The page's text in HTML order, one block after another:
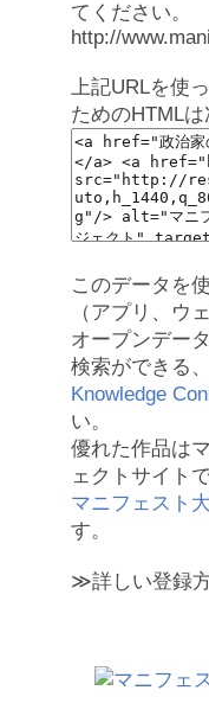
てください。
http://
上記URLを使
ためのHTMLは
このデータを
（アプリ、ウ
オープンデー
検索ができる、
Knowledge
い。
優れた作品は
ェクトサイト
マニフェスト
す。
≫詳しい登録